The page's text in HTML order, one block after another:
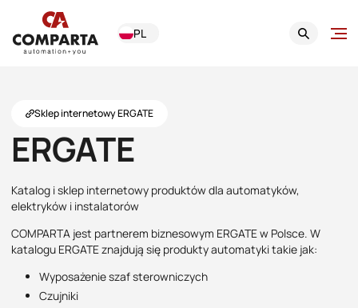
PL
ERGATE
Sklep internetowy ERGATE
COMPARTA jest partnerem biznesowym ERGATE w Polsce. W
katalogu ERGATE znajdują się produkty automatyki takie jak:
Wyposażenie szaf sterowniczych
Czujniki
Katalog i sklep internetowy produktów dla automatyków,
elektryków i instalatorów